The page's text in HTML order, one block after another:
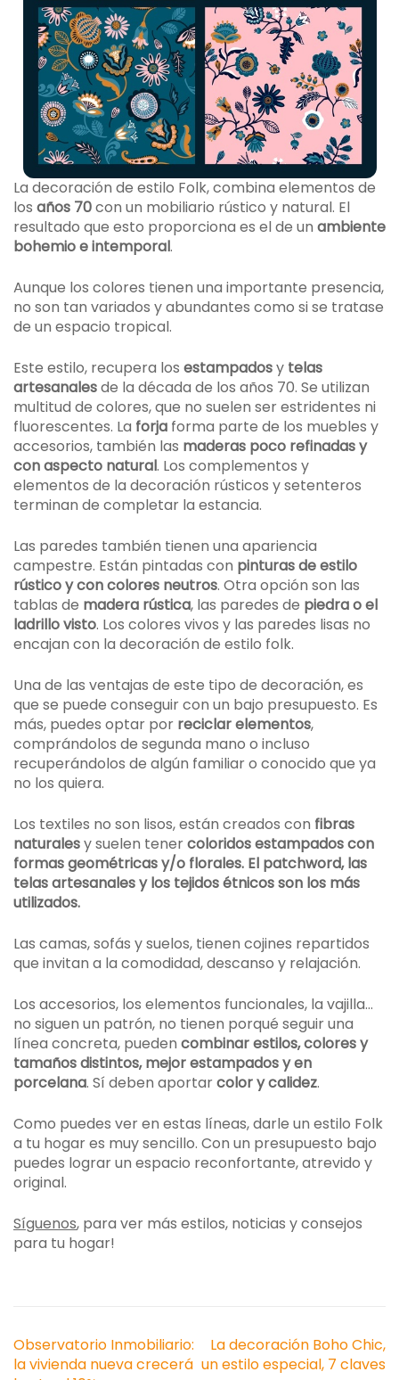
La decoración de estilo Folk, combina elementos de
los años 70con un mobiliario rústico y natural. El
resultado que esto proporciona es el de un ambiente
bohemio e intemporal.
Aunque los colores tienen una importante presencia,
no son tan variados y abundantes como si se tratase
de un espacio tropical.
Este estilo, recupera los estampadosy telas
artesanalesde la década de los años 70. Se utilizan
multitud de colores, que no suelen ser estridentes ni
fluorescentes. La forja forma parte de los muebles y
accesorios, también las maderas poco refinadas y
con aspecto natural. Los complementos y
elementos de la decoración rústicos y setenteros
terminan de completar la estancia.
Las paredes también tienen una apariencia
campestre. Están pintadas con pinturas de estilo
rústico y con colores neutros. Otra opción son las
tablas de madera rústica, las paredes de piedra o el
ladrillo visto. Los colores vivos y las paredes lisas no
encajan con la decoración de estilo folk.
Una de las ventajas de este tipo de decoración, es
que se puede conseguir con un bajo presupuesto. Es
más, puedes optar por reciclar elementos,
comprándolos de segunda mano o incluso
recuperándolos de algún familiar o conocido que ya
no los quiera.
Los textiles no son lisos, están creados con fibras
naturalesy suelen tenercoloridos estampados con
formas geométricas y/o florales. El patchword, las
telas artesanales y los tejidos étnicos son los más
utilizados.
Las camas, sofás y suelos, tienen cojines repartidos
que invitan a la comodidad, descanso y relajación.
Los accesorios, los elementos funcionales, la vajilla…
no siguen un patrón, no tienen porqué seguir una
línea concreta, pueden combinar estilos, colores y
tamaños distintos, mejor estampados y en
porcelana. Sí deben aportarcolor y calidez.
Como puedes ver en estas líneas, darle un estilo Folk
a tu hogar es muy sencillo. Con un presupuesto bajo
puedes lograr un espacio reconfortante, atrevido y
original.
Síguenos, para ver más estilos, noticias y consejos
para tu hogar!
Navegación
de
Observatorio Inmobiliario:
la vivienda nueva crecerá
La decoración Boho Chic,
un estilo especial, 7 claves